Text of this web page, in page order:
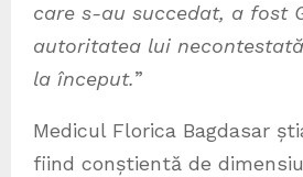
care s-au succedat, a fost
autoritatea lui
la început.”
Medicul Florica Bagdasar
fiind conștientă de